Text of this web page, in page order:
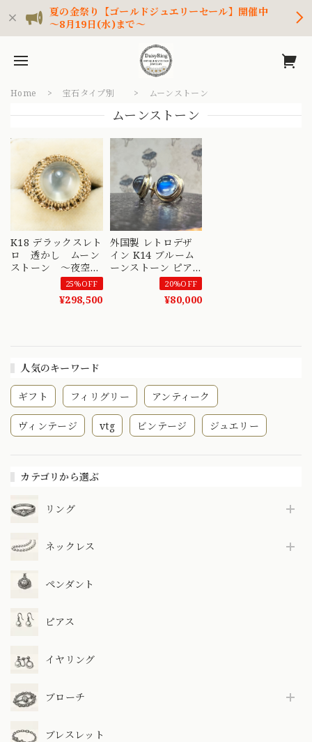
夏の金祭り【ゴールドジュエリーセール】開催中
～8月19日(水)まで～
人気のキーワード
ギフト フィリグリー アンティーク
ヴィンテージ vtg ビンテージ ジュエリー
カテゴリから選ぶ
リング
ネックレス
ペンダント
ピアス
イヤリング
ブローチ
ブレスレット
Home 宝石タイプ別 ムーンストーン
ムーンストーン
K18 デラックスレト
ロ 透かし ムーン
ストーン ～夜空に
浮かぶ満月の雫を、
そっと指先に～
MOR00737
25%OFF
¥298,500
外国製 レトロデザ
イン K14 ブルーム
ーンストーン ピア
ス 〜幻想的な月ヒ
カル夜空の光〜
20%OFF
¥80,000